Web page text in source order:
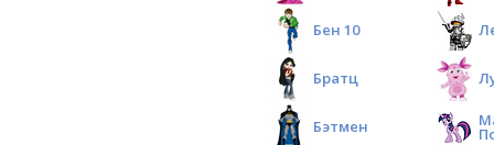
Бен 10
Братц
Бэтмен